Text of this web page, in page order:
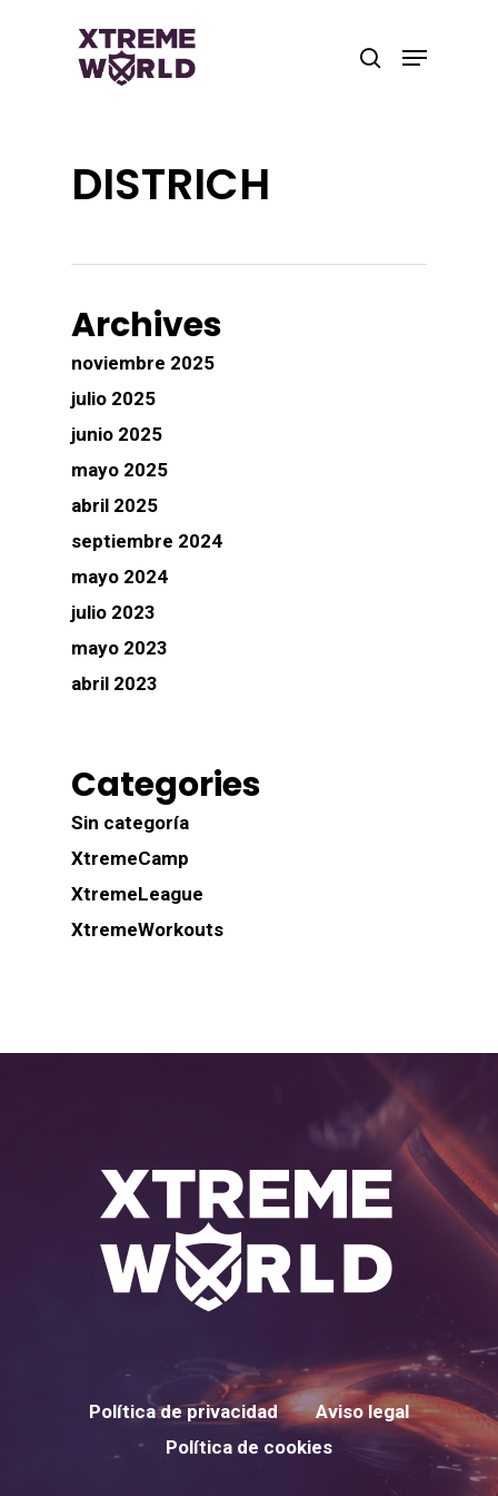
search
Menu
DISTRICH
Archives
noviembre 2025
julio 2025
junio 2025
mayo 2025
abril 2025
septiembre 2024
mayo 2024
julio 2023
mayo 2023
abril 2023
Categories
Sin categoría
XtremeCamp
XtremeLeague
XtremeWorkouts
Política de privacidad
Aviso legal
Política de cookies